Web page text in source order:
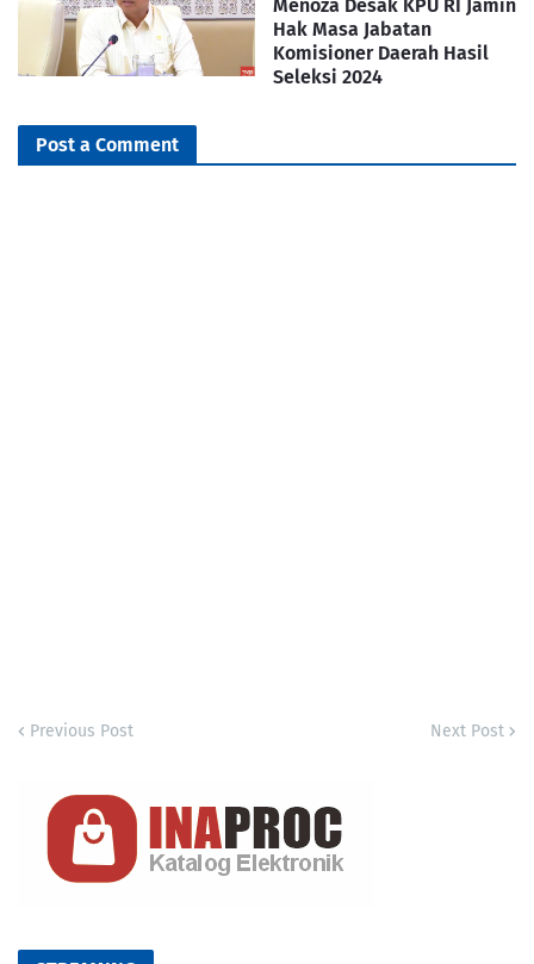
Menoza Desak KPU RI Jamin
Hak Masa Jabatan
Komisioner Daerah Hasil
Seleksi 2024
Post a Comment
Previous Post Next Post